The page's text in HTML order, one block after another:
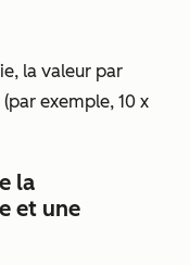
la valeur par
exemple, 10 x
la
et une